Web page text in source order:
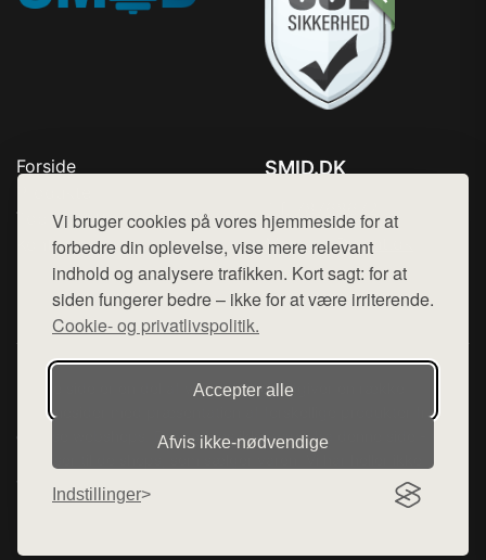
Vi bruger cookies på vores hjemmeside for at
forbedre din oplevelse, vise mere relevant
indhold og analysere trafikken. Kort sagt: for at
siden fungerer bedre – ikke for at være irriterende.
Cookie- og privatlivspolitik.
Accepter alle
Afvis ikke‑nødvendige
Indstillinger
Forside
Top Rabatter
Kontakt
SMID.DK
Mail: hej@want.dk
Cookie- og privatlivspolitik
Denne side er en del af want.dk, der udgiver en række
hjemmesider med præsentation af forskellige produkter fra
diverse webshops. Der sælges ikke varer fra denne side - vi
varerne på lager.